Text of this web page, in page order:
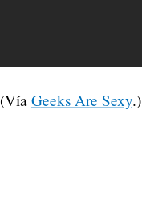
(Vía Geeks Are Sexy.)